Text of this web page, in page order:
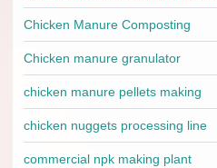
Chicken Manure Composting
Chicken manure granulator
chicken manure pellets making
chicken nuggets processing line
commercial npk making plant